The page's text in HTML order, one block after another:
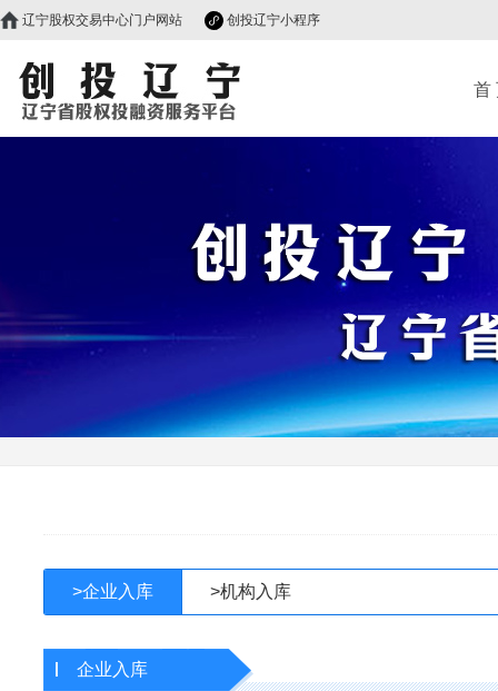
辽宁股权交易中心门户网站 创投辽宁小程序
首
>企业入库 >机构入库
企业入库